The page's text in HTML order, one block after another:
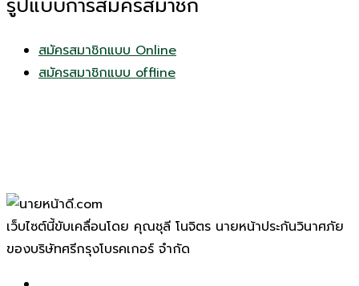
สมัครสมาชิกแบบ Online
สมัครสมาชิกแบบ offline
เว็บไซต์นี้ขับเคลื่อนโดย คุณชุลี โนจิตร นายหน้าประกันวินาศภัย
ของบริษัทศรีกรุงโบรคเกอร์ จำกัด